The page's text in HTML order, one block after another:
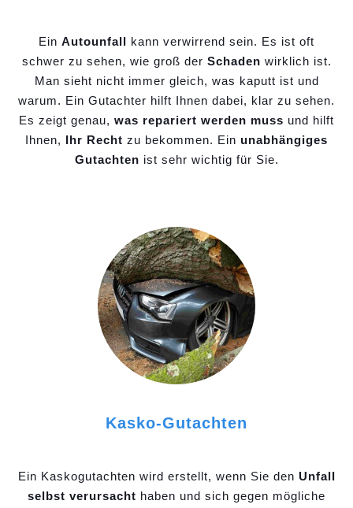
Ein Autounfall kann verwirrend sein. Es ist oft
schwer zu sehen, wie groß der Schaden wirklich ist.
Man sieht nicht immer gleich, was kaputt ist und
warum. Ein Gutachter hilft Ihnen dabei, klar zu sehen.
Es zeigt genau, was repariert werden muss und hilft
Ihnen, Ihr Recht zu bekommen. Ein unabhängiges
Gutachten ist sehr wichtig für Sie.
Kasko-Gutachten
Ein Kaskogutachten wird erstellt, wenn Sie den Unfall
selbst verursacht haben und sich gegen mögliche